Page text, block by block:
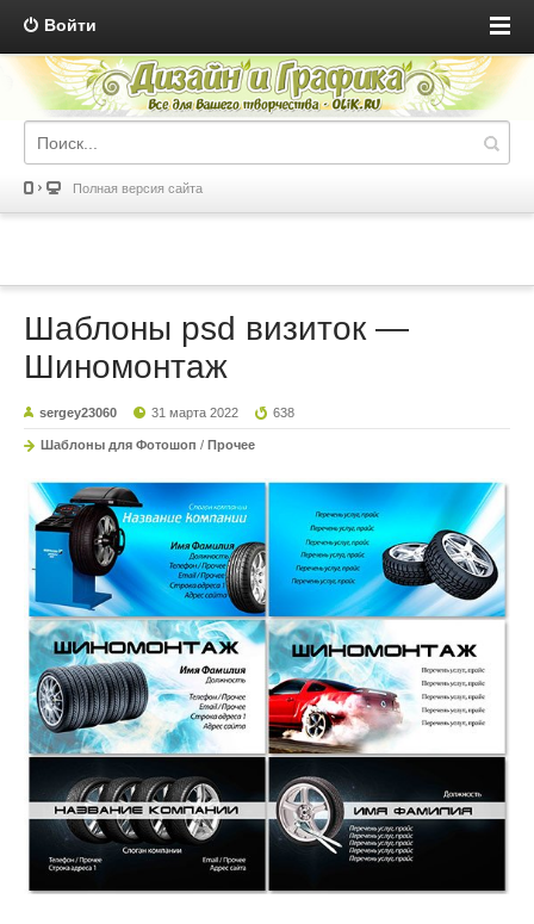
Войти
Полная версия сайта
Шаблоны psd визиток —
Шиномонтаж
sergey23060 31 марта 2022 638
Шаблоны для Фотошоп / Прочее